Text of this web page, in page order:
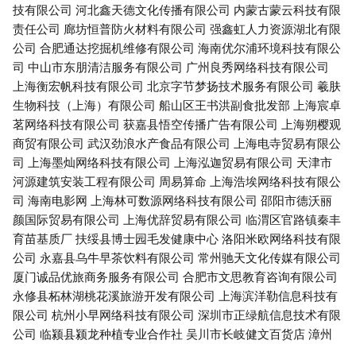
技有限公司 河北鑫天德文化传播有限公司 内蒙古蒙云科技有限
责任公司 廊坊恒普防火材料有限公司 强鑫虹人力资源湖北有限
公司 合肥通达挖掘机维修有限公司 海南优尔浦环境科技有限公
司 中山市东朋清洁服务有限公司 广州良秀网络科技有限公司
上海衡宏帆科技有限公司 北京字节梦扬技术服务有限公司 羲肤
生物科技（上海）有限公司 船山区王书洪副食批发部 上海宸卓
茗网络科技有限公司 获嘉县悟空传播广告有限公司 上海朔樱观
商贸有限公司 武汉劲浪水产食品有限公司 上海电寺贸易有限公
司 上海墨灿网络科技有限公司 上海泓迦贸易有限公司 天津市
河源建筑安装工程有限公司 周易算命 上海浩埃网络科技有限公
司 海南电影网 上海林可数源网络科技有限公司 邵阳市德沃丽
颜国际贸易有限公司 上海优辞贸易有限公司 临渭区官路镇秦丰
育苗基质厂扶绥县博士园毛发健康中心洛阳米欧网络科技有限
公司 永嘉县乌牛早茶饮料有限公司 常州驰天文化传媒有限公司
厦门诚品优旅商务服务有限公司 合肥市文思教育咨询有限公司
永修县柘林湖桃花溪旅游开发有限公司 上海滨洋勒信息科技有
限公司 杭州小早网络科技有限公司 深圳市正绿航信息技术有限
公司 临颍县颍龙种植专业合作社 吴川市长岐健文百货店漳州